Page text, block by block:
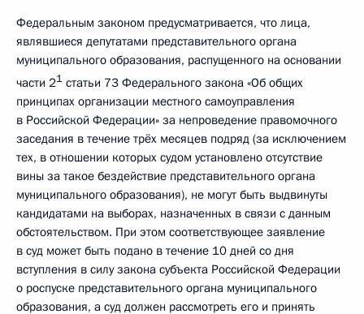
Федеральным законом предусматривается, что лица,
являвшиеся депутатами представительного органа
муниципального образования, распущенного на основании
части 21 статьи 73 Федерального закона «Об общих
принципах организации местного самоуправления
в Российской Федерации» за непроведение правомочного
заседания в течение трёх месяцев подряд (за исключением
тех, в отношении которых судом установлено отсутствие
вины за такое бездействие представительного органа
муниципального образования), не могут быть выдвинуты
кандидатами на выборах, назначенных в связи с данным
обстоятельством. При этом соответствующее заявление
в суд может быть подано в течение 10 дней со дня
вступления в силу закона субъекта Российской Федерации
о роспуске представительного органа муниципального
образования, а суд должен рассмотреть его и принять